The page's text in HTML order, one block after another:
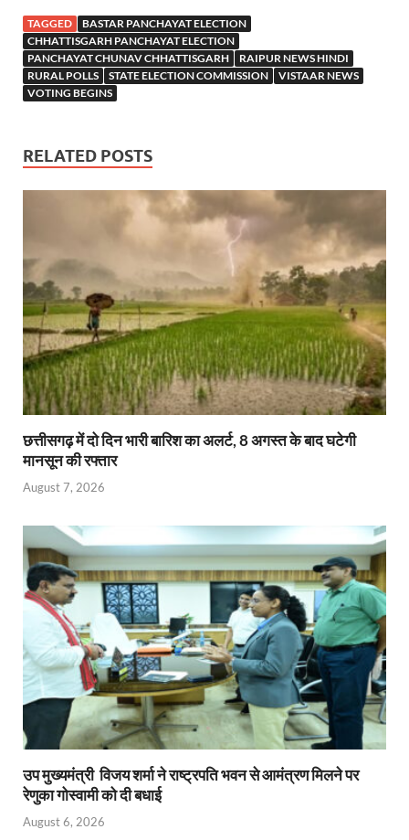
TAGGED
BASTAR PANCHAYAT ELECTION
CHHATTISGARH PANCHAYAT ELECTION
PANCHAYAT CHUNAV CHHATTISGARH
RAIPUR NEWS HINDI
RURAL POLLS
STATE ELECTION COMMISSION
VISTAAR NEWS
VOTING BEGINS
RELATED POSTS
छत्तीसगढ़ में दो दिन भारी बारिश का अलर्ट, 8 अगस्त के बाद घटेगी
मानसून की रफ्तार
August 7, 2026
उप मुख्यमंत्री विजय शर्मा ने राष्ट्रपति भवन से आमंत्रण मिलने पर
रेणुका गोस्वामी को दी बधाई
August 6, 2026